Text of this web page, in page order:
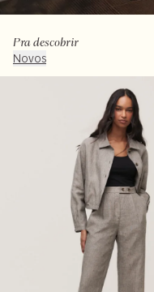
Pra descobrir
Novos